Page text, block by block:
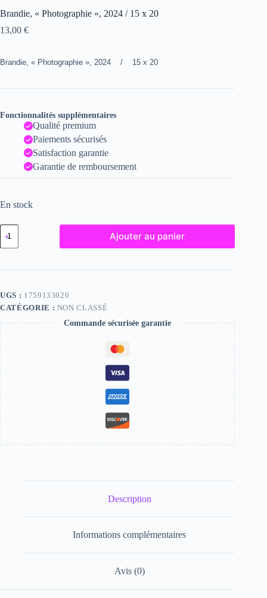
Brandie, « Photographie », 2024 / 15 x 20
13,00 €
Brandie, « Photographie », 2024 / 15 x 20
Fonctionnalités supplémentaires
Qualité premium
Paiements sécurisés
Satisfaction garantie
Garantie de remboursement
En stock
quantité
de
Brandie,
2024
x
20
Ajouter au panier
UGS : 1759133026
CATÉGORIE : NON CLASSÉ
Commande sécurisée garantie
Description
Informations complémentaires
Avis (0)